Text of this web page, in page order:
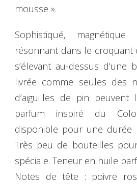
mousse ».
Sophistiqué,
résonnant dans le croquant
s’élevant au-dessus d’une
livrée comme seules des
d’aiguilles de pin peuvent
parfum inspiré du
disponible pour une durée
Très peu de bouteilles
spéciale. Teneur en huile
Notes de tête : poivre